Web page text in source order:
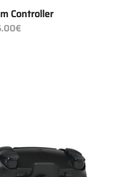
Controller
€Preisspanne:
149.00€